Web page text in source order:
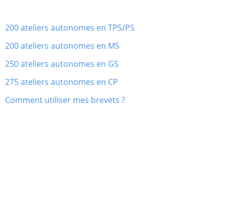
200 ateliers autonomes en TPS/PS
200 ateliers autonomes en MS
250 ateliers autonomes en GS
275 ateliers autonomes en CP
Comment utiliser mes brevets ?